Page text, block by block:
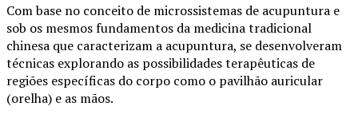
Com base no conceito de microssistemas de acupuntura e
sob os mesmos fundamentos da medicina tradicional
chinesa que caracterizam a acupuntura, se desenvolveram
técnicas explorando as possibilidades terapêuticas de
regiões específicas do corpo como o pavilhão auricular
(orelha) e as mãos.